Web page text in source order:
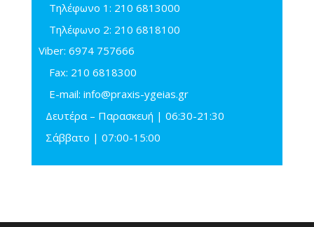
Τηλέφωνo 1: 210 6813000
Τηλέφωνo 2: 210 6818100
Viber: 6974 757666
Fax: 210 6818300
E-mail: info@praxis-ygeias.gr
Δευτέρα – Παρασκευή | 06:30-21:30
Σάββατο | 07:00-15:00